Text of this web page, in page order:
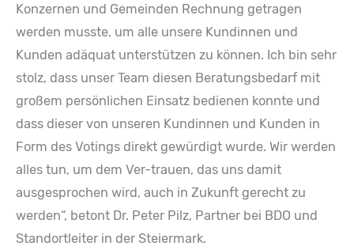
Konzernen und Gemeinden Rechnung getragen
werden musste, um alle unsere Kundinnen und
Kunden adäquat unterstützen zu können. Ich bin sehr
stolz, dass unser Team diesen Beratungsbedarf mit
großem persönlichen Einsatz bedienen konnte und
dass dieser von unseren Kundinnen und Kunden in
Form des Votings direkt gewürdigt wurde. Wir werden
alles tun, um dem Ver-trauen, das uns damit
ausgesprochen wird, auch in Zukunft gerecht zu
werden“, betont Dr. Peter Pilz, Partner bei BDO und
Standortleiter in der Steiermark.